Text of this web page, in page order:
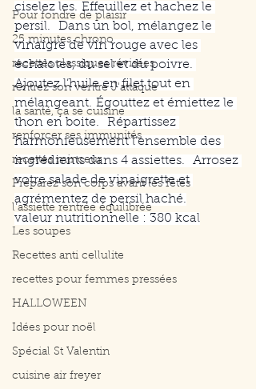
Pour fondre de plaisir
25 minutes chrono
recettes classiques révisées
rentrez son ventre J'attaque
la santé, ça se cuisine
renforcer ses immunités
recettes minceur
Préparez son corps avant les fêtes
l'assiette rentrée équilibrée
Les soupes
Recettes anti cellulite
recettes pour femmes pressées
HALLOWEEN
Idées pour noël
Spécial St Valentin
cuisine air freyer
ciselez les. Effeuillez et hachez le
persil.
Dans un bol, mélangez le
vinaigre de vin rouge avec les
échalotes, du sel et du poivre.
Ajoutez l’huile en filet tout en
mélangeant. Égouttez et émiettez le
thon en boite.
Répartissez
harmonieusement l’ensemble des
ingrédients dans 4 assiettes.
Arrosez
votre salade de vinaigrette et
agrémentez de persil haché.
valeur nutritionnelle : 380 kcal